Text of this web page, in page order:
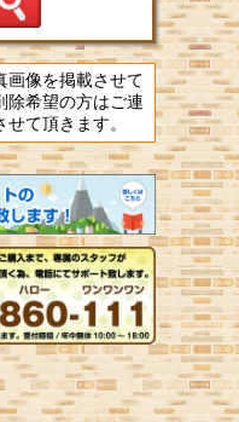
画像を掲載させて
除希望の方はご連
て頂きます。